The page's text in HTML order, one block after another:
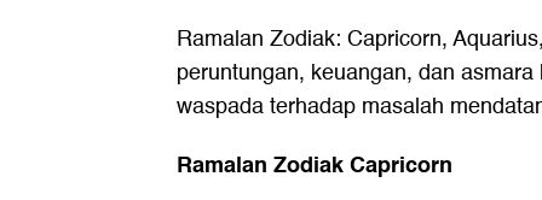
Ramalan Zodiak: Capricorn,
peruntungan, keuangan, dan
waspada terhadap masalah
Ramalan Zodiak Capricorn